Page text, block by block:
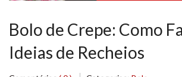
Bolo de Crepe: Como
Ideias de Recheios